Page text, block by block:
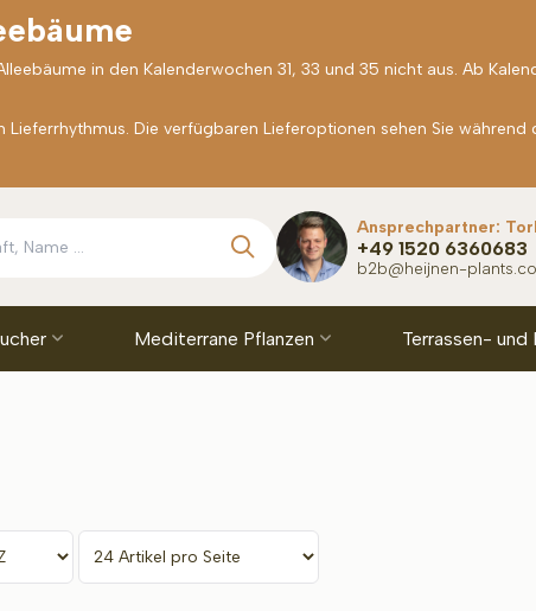
Ansprechpartner:
+49 1520 6360683
b2b@heijnen-
Mediterrane Pflanzen Terrassen- und
in den Kalenderwochen 31, 33 und 35 nicht aus. Ab
Die verfügbaren Lieferoptionen sehen Sie während